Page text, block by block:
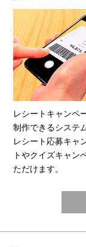
レシートキャンペ
制作できるシステ
レシート応募キャ
トやクイズキャン
ただけます。